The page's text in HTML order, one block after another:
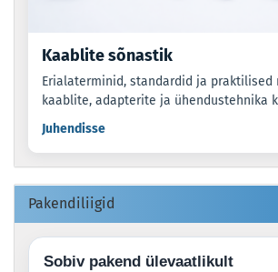
Kaablite sõnastik
Erialaterminid, standardid ja praktilised
kaablite, adapterite ja ühendustehnika
Juhendisse
Pakendiliigid
Sobiv pakend ülevaatlikult